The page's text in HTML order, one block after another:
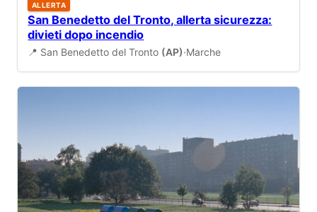
ALLERTA
San Benedetto del Tronto, allerta sicurezza:
divieti dopo incendio
📍 San Benedetto del Tronto (AP)·Marche